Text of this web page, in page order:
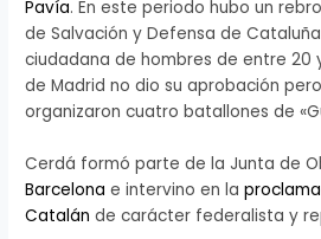
Pavía. En este periodo hubo un
de Salvación y Defensa de
ciudadana de hombres de entre 20
de Madrid no dio su aprobación
organizaron cuatro batallones de
Cerdá formó parte de la Junta de
Barcelona e intervino en la
Catalán de carácter federalista y